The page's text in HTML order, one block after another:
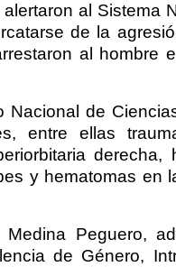
al Sistema
de la
al hombre
Nacional de
entre ellas
derecha,
y hematomas en
Peguero,
de Género,